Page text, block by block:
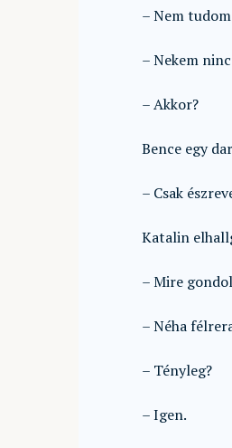
– Nem
– Nekem
– Akkor?
Bence egy
– Csak
Katalin
– Mire
– Néha
– Tényleg?
– Igen.